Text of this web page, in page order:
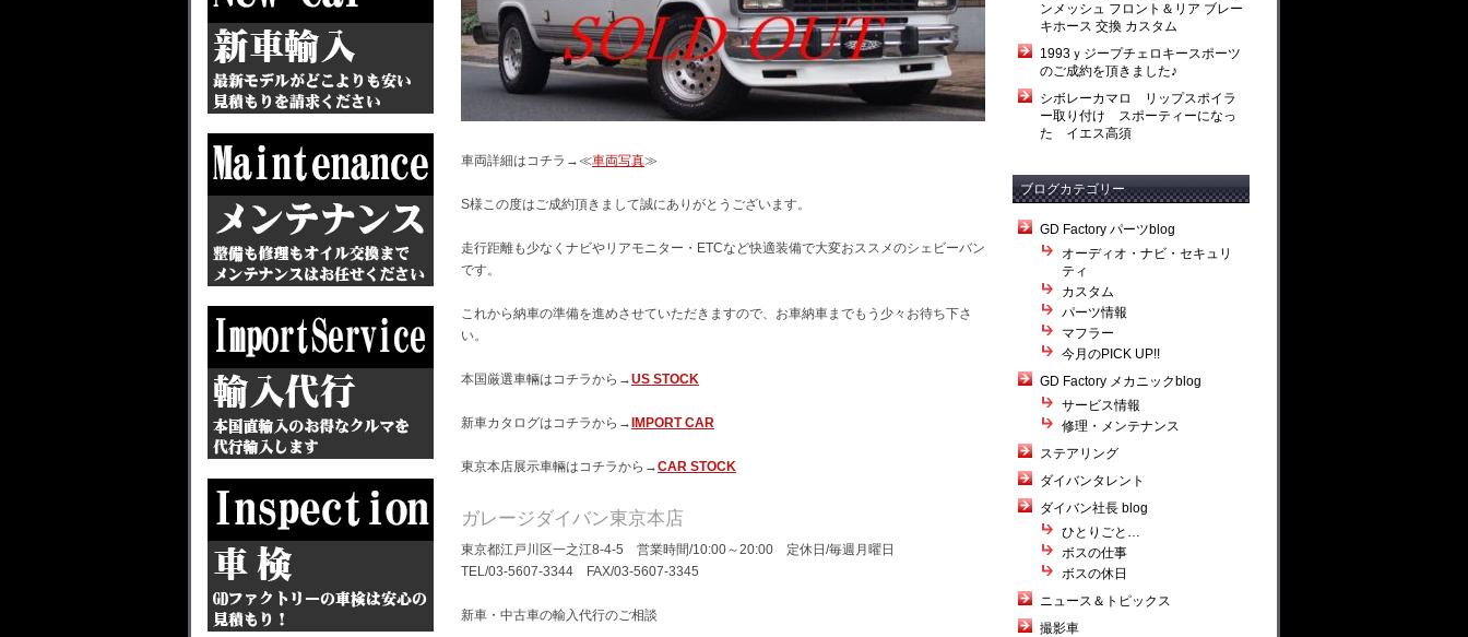
車両詳細はコチラ→≪車両写真≫
S様この度はご成約頂きまして誠にありがとうございます。
走行距離も少なくナビやリアモニター・ETCなど快適装備で大変おススメのシェビーバン
です。
これから納車の準備を進めさせていただきますので、お車納車までもう少々お待ち下さ
い。
本国厳選車輛はコチラから→US STOCK
新車カタログはコチラから→ IMPORT CAR
東京本店展示車輛はコチラから→CAR STOCK
ガレージダイバン東京本店
東京都江戸川区一之江8-4-5 営業時間/10:00～20:00 定休日/毎週月曜日
TEL/03-5607-3344 FAX/03-5607-3345
新車・中古車の輸入代行のご相談
ンメッシュ フロント＆リア ブレー
キホース 交換 カスタム
1993ｙジープチェロキースポーツ
のご成約を頂きました♪
シボレーカマロ リップスポイラ
ー取り付け スポーティーになっ
た イエス高須
ブログカテゴリー
GD Factory パーツblog
オーディオ・ナビ・セキュリ
ティ
カスタム
パーツ情報
マフラー
今月のPICK UP!!
GD Factory メカニックblog
サービス情報
修理・メンテナンス
ステアリング
ダイバンタレント
ダイバン社長 blog
ひとりごと…
ボスの仕事
ボスの休日
ニュース＆トピックス
撮影車